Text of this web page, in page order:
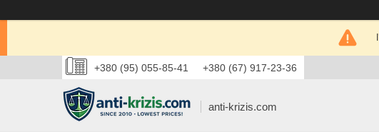
+380 (95) 055-85-41 +380 (67) 917-23-36
anti-krizis.com